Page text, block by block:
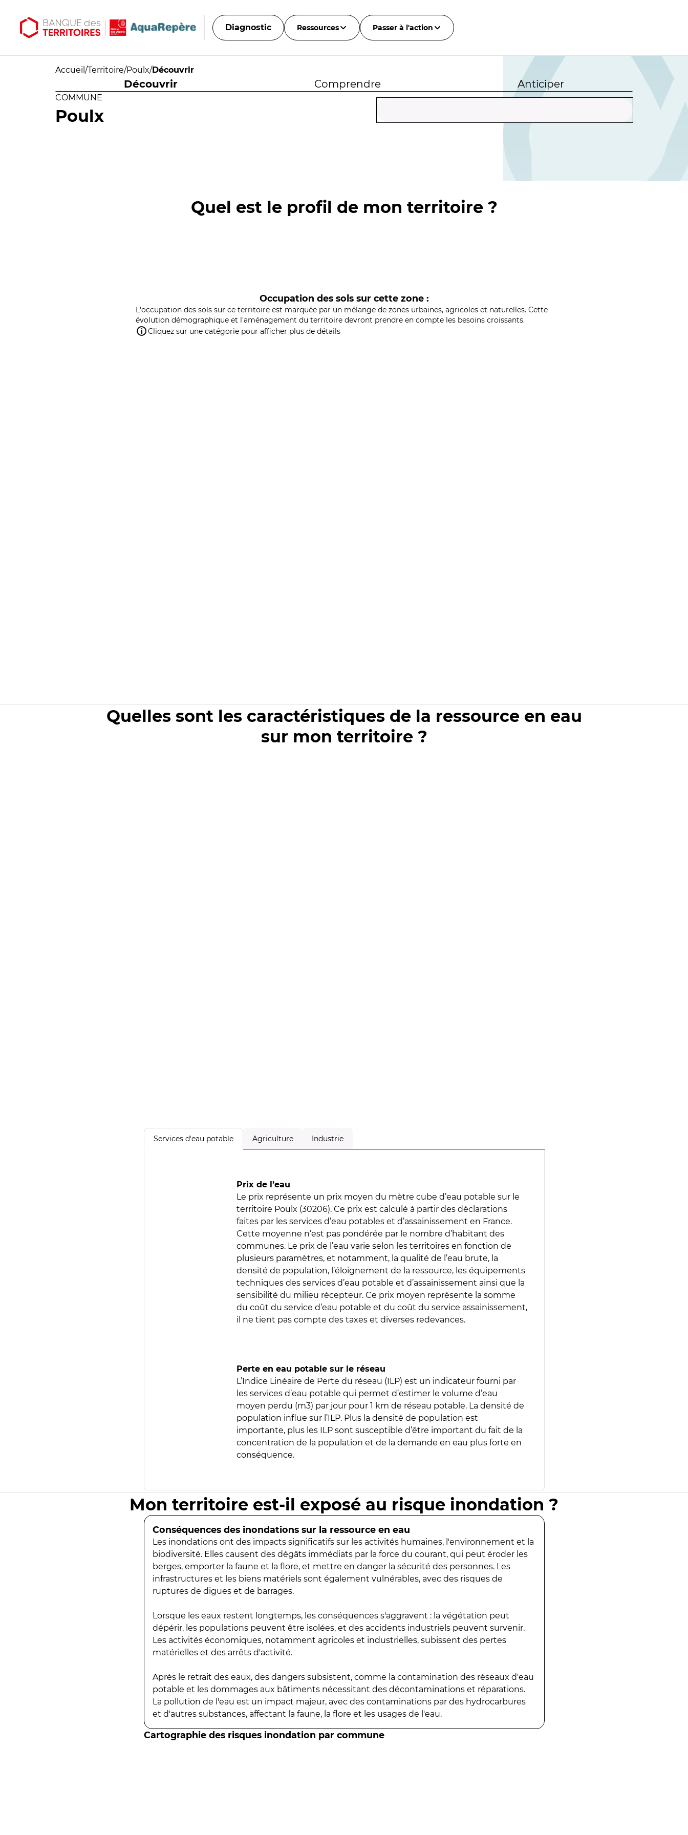
Diagnostic Ressources Passer à l'action
Accueil /Territoire/Poulx/Découvrir
Découvrir Comprendre Anticiper
COMMUNE
Poulx
Quel est le profil de mon territoire ?
Occupation des sols sur cette zone :
L'occupation des sols sur ce territoire est marquée par un mélange de zones urbaines, agricoles et naturelles. Cette
évolution démographique et l'aménagement du territoire devront prendre en compte les besoins croissants.
Cliquez sur une catégorie pour afficher plus de détails
Quelles sont les caractéristiques de la ressource en eau
sur mon territoire ?
Services d'eau potable Agriculture Industrie
Prix de l’eau
Le prix représente un prix moyen du mètre cube d’eau potable sur le
territoire Poulx (30206). Ce prix est calculé à partir des déclarations
faites par les services d’eau potables et d’assainissement en France.
Cette moyenne n’est pas pondérée par le nombre d’habitant des
communes. Le prix de l’eau varie selon les territoires en fonction de
plusieurs paramètres, et notamment, la qualité de l’eau brute, la
densité de population, l’éloignement de la ressource, les équipements
techniques des services d’eau potable et d’assainissement ainsi que la
sensibilité du milieu récepteur. Ce prix moyen représente la somme
du coût du service d’eau potable et du coût du service assainissement,
il ne tient pas compte des taxes et diverses redevances.
Perte en eau potable sur le réseau
L’Indice Linéaire de Perte du réseau (ILP) est un indicateur fourni par
les services d’eau potable qui permet d’estimer le volume d’eau
moyen perdu (m3) par jour pour 1 km de réseau potable. La densité de
population influe sur l’ILP. Plus la densité de population est
importante, plus les ILP sont susceptible d’être important du fait de la
concentration de la population et de la demande en eau plus forte en
conséquence.
Mon territoire est-il exposé au risque inondation ?
Conséquences des inondations sur la ressource en eau
Les inondations ont des impacts significatifs sur les activités humaines, l'environnement et la
biodiversité. Elles causent des dégâts immédiats par la force du courant, qui peut éroder les
berges, emporter la faune et la flore, et mettre en danger la sécurité des personnes. Les
infrastructures et les biens matériels sont également vulnérables, avec des risques de
ruptures de digues et de barrages.
Lorsque les eaux restent longtemps, les conséquences s'aggravent : la végétation peut
dépérir, les populations peuvent être isolées, et des accidents industriels peuvent survenir.
Les activités économiques, notamment agricoles et industrielles, subissent des pertes
matérielles et des arrêts d'activité.
Après le retrait des eaux, des dangers subsistent, comme la contamination des réseaux d'eau
potable et les dommages aux bâtiments nécessitant des décontaminations et réparations.
La pollution de l'eau est un impact majeur, avec des contaminations par des hydrocarbures
et d'autres substances, affectant la faune, la flore et les usages de l'eau.
Cartographie des risques inondation par commune